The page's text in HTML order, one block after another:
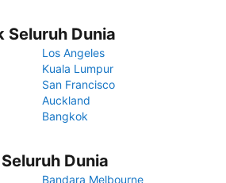
Seluruh Dunia
Los Angeles
Kuala Lumpur
San Francisco
Auckland
Bangkok
Dunia
Bandara Melbourne